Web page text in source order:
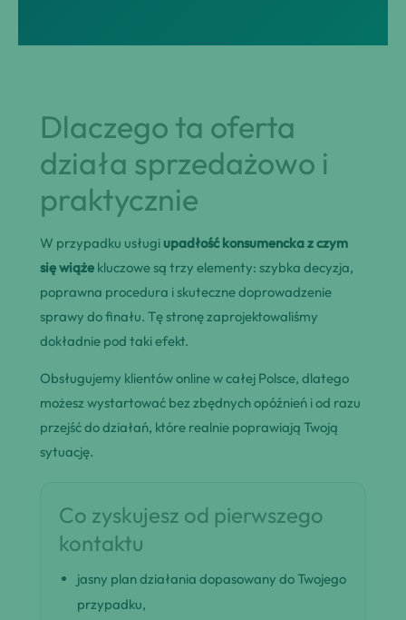
Dlaczego ta oferta
działa sprzedażowo i
praktycznie
W przypadku usługi upadłość konsumencka z czym
się wiąże kluczowe są trzy elementy: szybka decyzja,
poprawna procedura i skuteczne doprowadzenie
sprawy do finału. Tę stronę zaprojektowaliśmy
dokładnie pod taki efekt.
Obsługujemy klientów online w całej Polsce, dlatego
możesz wystartować bez zbędnych opóźnień i od razu
przejść do działań, które realnie poprawiają Twoją
sytuację.
Co zyskujesz od pierwszego
kontaktu
jasny plan działania dopasowany do Twojego
przypadku,